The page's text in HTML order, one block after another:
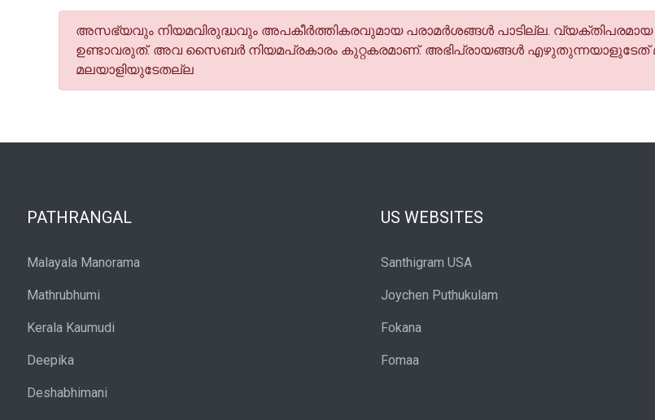
അസഭ്യവും നിയമവിരുദ്ധവും അപകീര്‍ത്തികരവുമായ പരാമര്‍ശങ്ങള്‍ പാടില്ല.
ഉണ്ടാവരുത്. അവ സൈബര്‍ നിയമപ്രകാരം കുറ്റകരമാണ്. അഭിപ്രായങ്ങള്‍ എഴുതുന്നയാളുടേത്
മലയാളിയുടേതല്ല
PATHRANGAL
Malayala Manorama
Mathrubhumi
Kerala Kaumudi
Deepika
Deshabhimani
US WEBSITES
Santhigram USA
Joychen Puthukulam
Fokana
Fomaa